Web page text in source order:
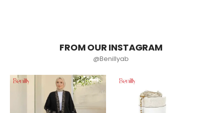
FROM OUR INSTAGRAM
@Benillyab